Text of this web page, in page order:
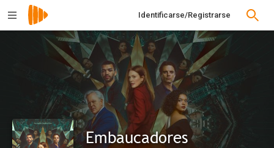
Identificarse/Registrarse
Embaucadores